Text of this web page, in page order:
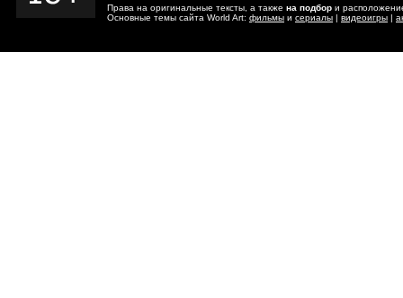
Права на оригинальные тексты, а также на подбор и
Основные темы сайта World Art: фильмы и сериалы | видеоигры |